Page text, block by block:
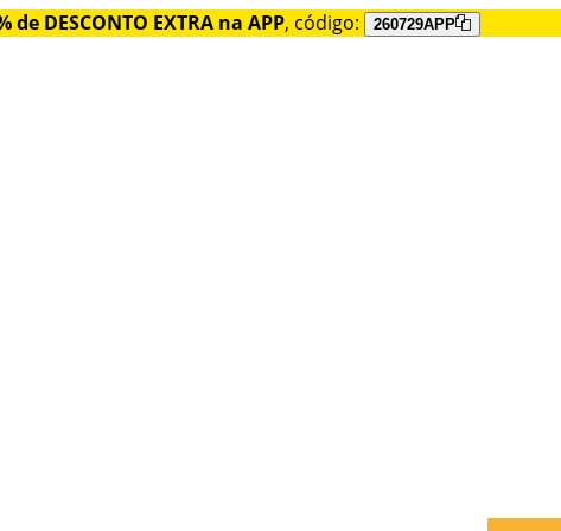
de DESCONTO EXTRA na APP, código: 260729APP